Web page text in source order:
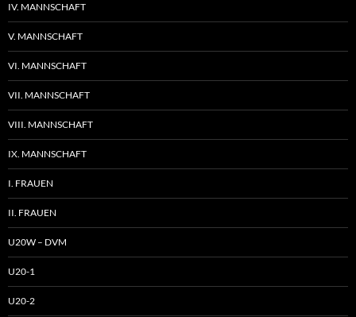
IV. MANNSCHAFT
V. MANNSCHAFT
VI. MANNSCHAFT
VII. MANNSCHAFT
VIII. MANNSCHAFT
IX. MANNSCHAFT
I. FRAUEN
II. FRAUEN
U20W – DVM
U20-1
U20-2